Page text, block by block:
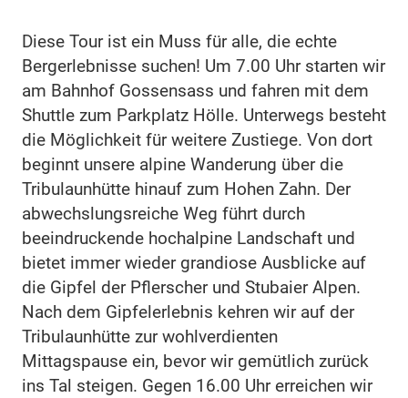
Diese Tour ist ein Muss für alle, die echte
Bergerlebnisse suchen! Um 7.00 Uhr starten wir
am Bahnhof Gossensass und fahren mit dem
Shuttle zum Parkplatz Hölle. Unterwegs besteht
die Möglichkeit für weitere Zustiege. Von dort
beginnt unsere alpine Wanderung über die
Tribulaunhütte hinauf zum Hohen Zahn. Der
abwechslungsreiche Weg führt durch
beeindruckende hochalpine Landschaft und
bietet immer wieder grandiose Ausblicke auf
die Gipfel der Pflerscher und Stubaier Alpen.
Nach dem Gipfelerlebnis kehren wir auf der
Tribulaunhütte zur wohlverdienten
Mittagspause ein, bevor wir gemütlich zurück
ins Tal steigen. Gegen 16.00 Uhr erreichen wir